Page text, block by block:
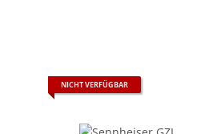
NICHT VERFÜGBAR